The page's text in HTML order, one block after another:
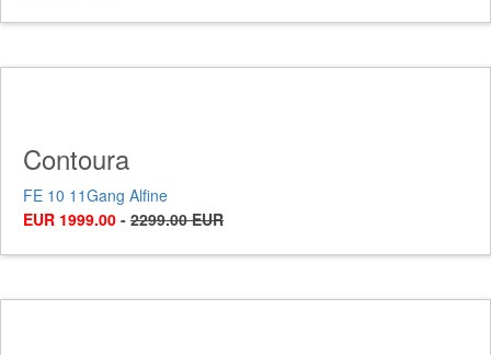
Contoura
FE 10 11Gang Alfine
EUR 1999.00 - 2299.00 EUR